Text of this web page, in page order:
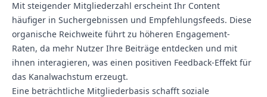
Mit steigender Mitgliederzahl erscheint Ihr Content
häufiger in Suchergebnissen und Empfehlungsfeeds. Diese
organische Reichweite führt zu höheren Engagement-
Raten, da mehr Nutzer Ihre Beiträge entdecken und mit
ihnen interagieren, was einen positiven Feedback-Effekt für
das Kanalwachstum erzeugt.
Eine beträchtliche Mitgliederbasis schafft soziale